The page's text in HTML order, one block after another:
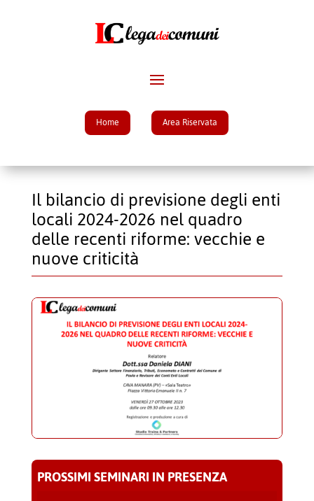
Home Area Riservata
Il bilancio di previsione degli enti
locali 2024-2026 nel quadro
delle recenti riforme: vecchie e
nuove criticità
PROSSIMI SEMINARI IN PRESENZA